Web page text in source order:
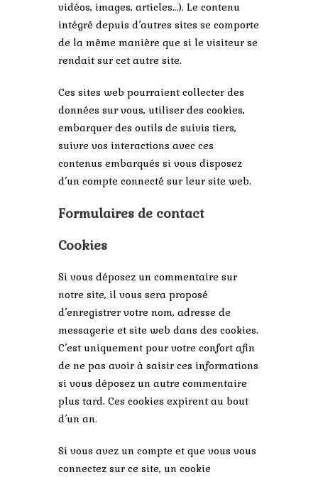
vidéos, images, articles…). Le contenu
intégré depuis d’autres sites se comporte
de la même manière que si le visiteur se
rendait sur cet autre site.
Ces sites web pourraient collecter des
données sur vous, utiliser des cookies,
embarquer des outils de suivis tiers,
suivre vos interactions avec ces
contenus embarqués si vous disposez
d’un compte connecté sur leur site web.
Formulaires de contact
Cookies
Si vous déposez un commentaire sur
notre site, il vous sera proposé
d’enregistrer votre nom, adresse de
messagerie et site web dans des cookies.
C’est uniquement pour votre confort afin
de ne pas avoir à saisir ces informations
si vous déposez un autre commentaire
plus tard. Ces cookies expirent au bout
d’un an.
Si vous avez un compte et que vous vous
connectez sur ce site, un cookie